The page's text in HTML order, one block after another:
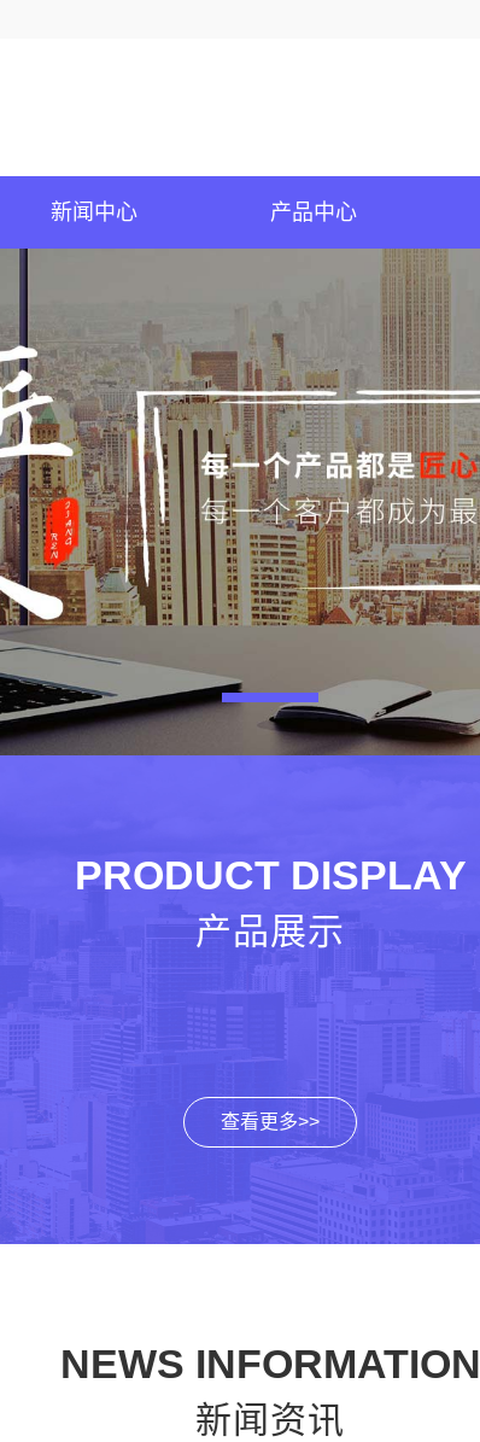
新闻中心 产品中心
PRODUCT DISPLAY
产品展示
查看更多>>
NEWS INFORMATION
新闻资讯